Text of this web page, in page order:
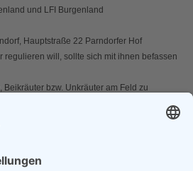
und LFI Burgenland
Hauptstraße 22 Parndorfer Hof
regulieren will, sollte sich mit ihnen befassen
Beikräuter bzw. Unkräuter am Feld zu
ihr Auftreten zu verstehen. Damit können Sie
als Zeigerpflanzen nutzen